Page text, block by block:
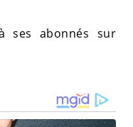
ses abonnés sur